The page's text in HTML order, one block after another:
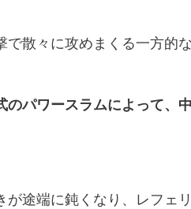
散々に攻めまくる一方的な
パワースラムによって、
途端に鈍くなり、レフェ